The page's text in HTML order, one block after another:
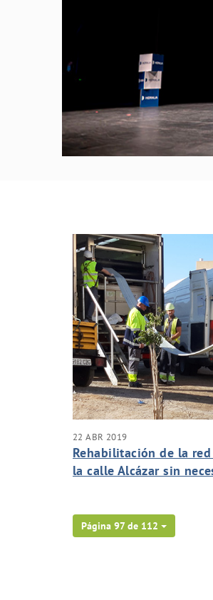
22 ABR 2019
Rehabilitación de la
la calle Alcázar sin
Página 97 de 112